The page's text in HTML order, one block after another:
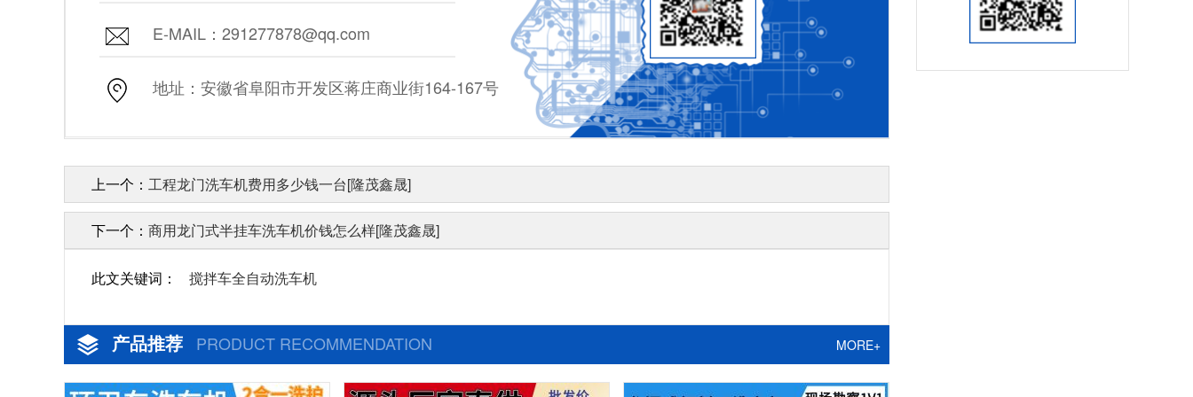
E-MAIL：291277878@qq.com
地址：安徽省阜阳市开发区蒋庄商业街164-167号
上一个： 工程龙门洗车机费用多少钱一台[隆茂鑫晟]
下一个： 商用龙门式半挂车洗车机价钱怎么样[隆茂鑫晟]
此文关键词： 搅拌车全自动洗车机
产品推荐 PRODUCT RECOMMENDATION MORE+